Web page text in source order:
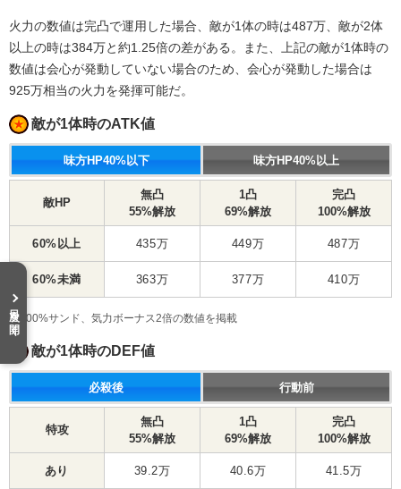
火力の数値は完凸で運用した場合、敵が1体の時は487万、敵が2体
以上の時は384万と約1.25倍の差がある。また、上記の敵が1体時の
数値は会心が発動していない場合のため、会心が発動した場合は
925万相当の火力を発揮可能だ。
敵が1体時のATK値
味方HP40%以下 味方HP40%以上
敵HP
無凸
55%解放
1凸
69%解放
完凸
100%解放
60%以上 435万 449万 487万
60%未満 363万 377万 410万
※200%サンド、気力ボーナス2倍の数値を掲載
敵が1体時のDEF値
必殺後 行動前
特攻
無凸
55%解放
1凸
69%解放
完凸
100%解放
あり 39.2万 40.6万 41.5万
目次を開く